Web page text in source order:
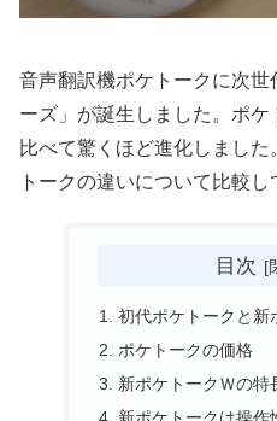
音声翻訳機ポケトークに次世
ーズ」が誕生しました。ポ
比べて驚くほど進化しまし
トークの違いについて比較し
目次
初代ポケトークと新
ポケトークの価格
新ポケトークＷの特
新ポケトークは操作